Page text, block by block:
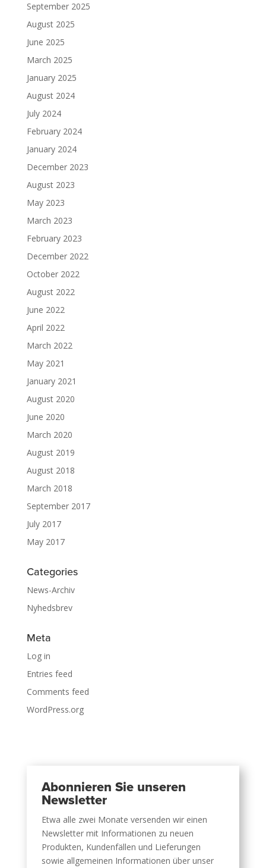
September 2025
August 2025
June 2025
March 2025
January 2025
August 2024
July 2024
February 2024
January 2024
December 2023
August 2023
May 2023
March 2023
February 2023
December 2022
October 2022
August 2022
June 2022
April 2022
March 2022
May 2021
January 2021
August 2020
June 2020
March 2020
August 2019
August 2018
March 2018
September 2017
July 2017
May 2017
Categories
News-Archiv
Nyhedsbrev
Meta
Log in
Entries feed
Comments feed
WordPress.org
Abonnieren Sie unseren
Newsletter
Etwa alle zwei Monate versenden wir einen
Newsletter mit Informationen zu neuen
Produkten, Kundenfällen und Lieferungen
sowie allgemeinen Informationen über unser